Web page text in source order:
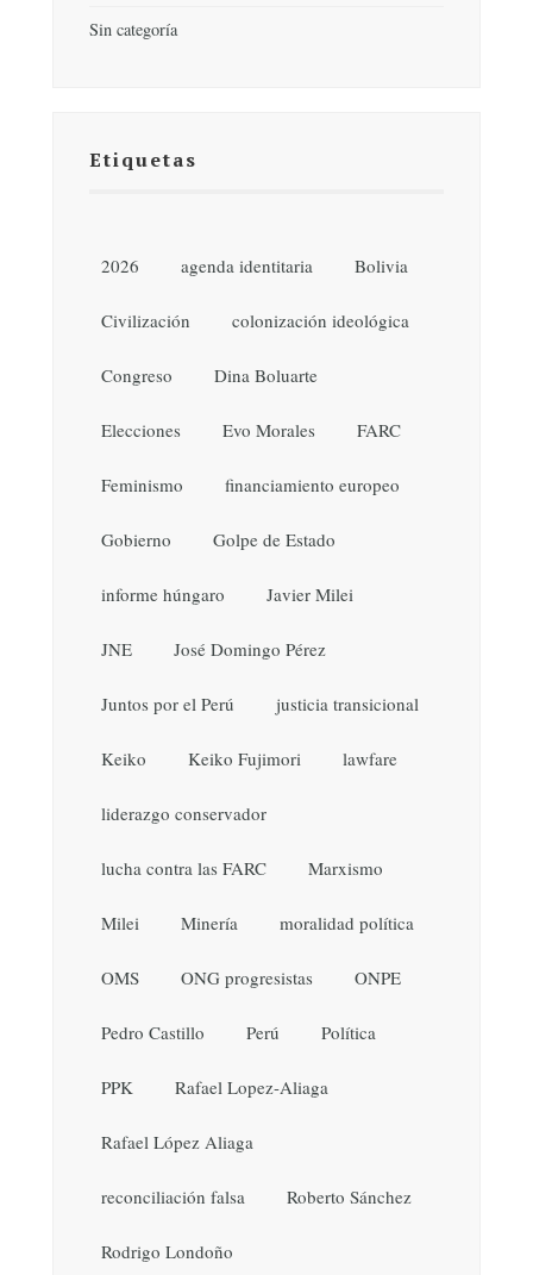
Sin categoría
Etiquetas
2026 agenda identitaria Bolivia
Civilización colonización ideológica
Congreso Dina Boluarte
Elecciones Evo Morales FARC
Feminismo financiamiento europeo
Gobierno Golpe de Estado
informe húngaro Javier Milei
JNE José Domingo Pérez
Juntos por el Perú justicia transicional
Keiko Keiko Fujimori lawfare
liderazgo conservador
lucha contra las FARC Marxismo
Milei Minería moralidad política
OMS ONG progresistas ONPE
Pedro Castillo Perú Política
PPK Rafael Lopez-Aliaga
Rafael López Aliaga
reconciliación falsa Roberto Sánchez
Rodrigo Londoño